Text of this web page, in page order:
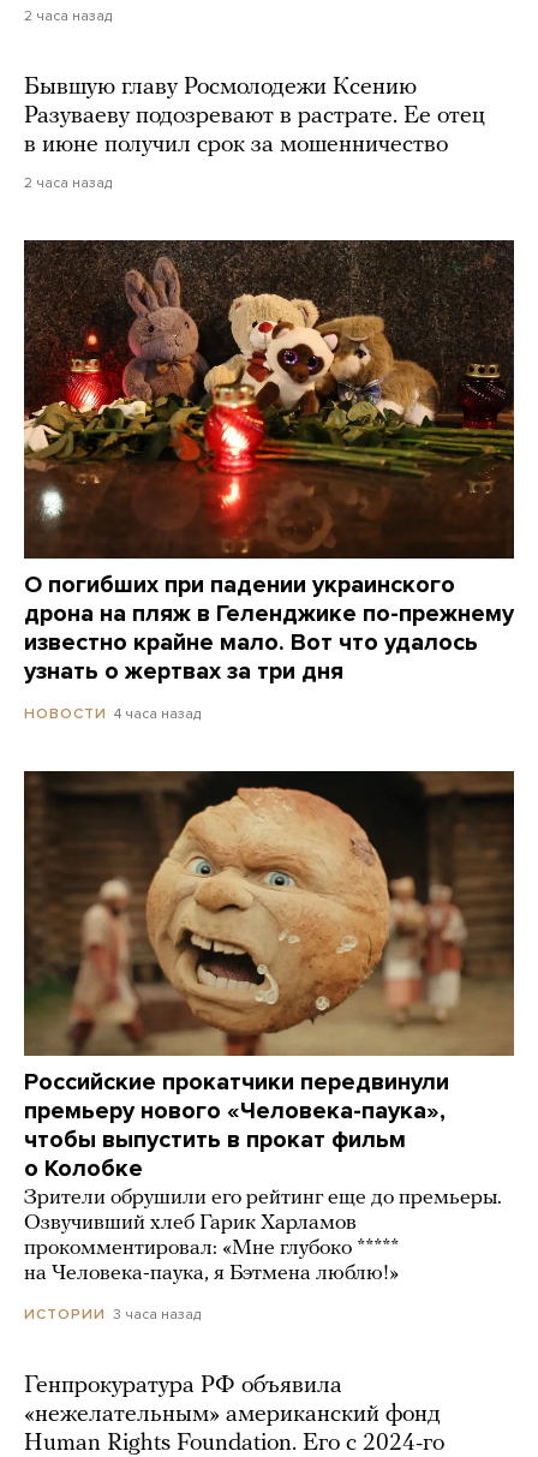
2 часа назад
Бывшую главу Росмолодежи Ксению
Разуваеву подозревают в растрате. Ее отец
в июне получил срок за мошенничество
2 часа назад
О погибших при падении украинского
дрона на пляж в Геленджике по-прежнему
известно крайне мало. Вот что удалось
узнать о жертвах за три дня
НОВОСТИ 4 часа назад
Российские прокатчики передвинули
премьеру нового «Человека-паука»,
чтобы выпустить в прокат фильм
о Колобке
Зрители обрушили его рейтинг еще до премьеры.
Озвучивший хлеб Гарик Харламов
прокомментировал: «Мне глубоко *****
на Человека-паука, я Бэтмена люблю!»
ИСТОРИИ 3 часа назад
Генпрокуратура РФ объявила
«нежелательным» американский фонд
Human Rights Foundation. Его с 2024-го